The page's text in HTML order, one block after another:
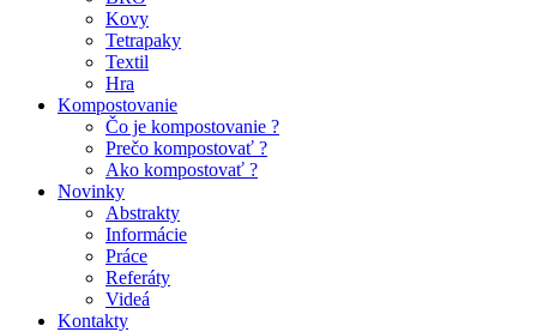
Kovy
Tetrapaky
Textil
Hra
Kompostovanie
Čo je kompostovanie ?
Prečo kompostovať ?
Ako kompostovať ?
Novinky
Abstrakty
Informácie
Práce
Referáty
Videá
Kontakty